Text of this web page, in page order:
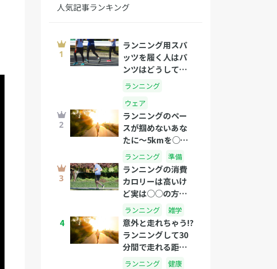
人気記事ランキング
ランニング用スパ
ッツを履く人はパ
ンツはどうして
る？
ランニング
ウェア
ランニングのペー
スが掴めないあな
たに～5kmを○分
のタイムで走れた
らプロ級です!～
ランニング 準備
ランニングの消費
カロリーは高いけ
ど実は○○の方が
すごい！？
ランニング 雑学
4
意外と走れちゃう!?
ランニングして30
分間で走れる距離
はどれくらい?
ランニング 健康